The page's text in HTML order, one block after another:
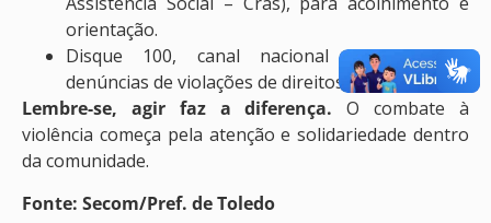
orientação.
Disque 100, canal nacional voltado para
denúncias de violações de direitos humanos.
Lembre-se, agir faz a diferença. O combate à
violência começa pela atenção e solidariedade dentro
da comunidade.
Fonte: Secom/Pref. de Toledo